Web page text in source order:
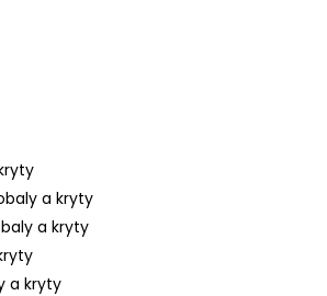
a kryty
a kryty
a kryty